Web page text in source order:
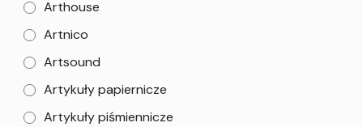
Arthouse
Artnico
Artsound
Artykuły papiernicze
Artykuły piśmiennicze